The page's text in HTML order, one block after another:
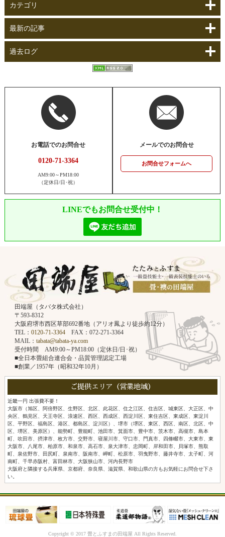
カテゴリ
最新の記事
過去ログ
お電話でのお問合せ
0120-71-3364
AM9:00～PM18:00
（定休日/日･祝）
メールでのお問合せ
お問合せフォームへ
LINEでもお問合せ受付中！
田端屋（タバタ株式会社）
〒593-8312
大阪府堺市西区草部692番地（アリオ鳳より徒歩約12分）
TEL： 0120-71-3364FAX：072-271-3364
MAIL： tabata@tabata-ya.com
受付時間 AM9:00～PM18:00（定休日/日･祝）
■全日本畳組合連合会・品質管理認定工場
■創業／1957年（昭和32年10月）
ご提供エリア（営業地域）
近畿一円 出張費不要！
大阪市（旭区、阿倍野区、生野区、北区、此花区、住之江区、住吉区、城東区、大正区、中
央区、鶴見区、天王寺区、浪速区、西区、西成区、西淀川区、東住吉区、東成区、東淀川
区、平野区、福島区、港区、都島区、淀川区）、堺市（堺区、東区、西区、南区、北区、中
区、堺区、美原区）、能勢町、豊能町、池田市、箕面市、豊中市、茨木市、高槻市、島本
町、吹田市、摂津市、枚方市、交野市、寝屋川市、守口市、門真市、四條畷市、大東市、東
大阪市、八尾市、柏原市、和泉市、高石市、泉大津市、忠岡町、岸和田市、貝塚市、熊取
町、泉佐野市、田尻町、泉南市、阪南市、岬町、松原市、羽曳野市、藤井寺市、太子町、河
南町、千早赤阪村、富田林市、大阪狭山市、河内長野市
大阪府と隣接する兵庫県、京都府、奈良県、滋賀県、和歌山県の方もお気軽にお問合せ下さ
い。
Copyright © 2017 畳とふすまの田端屋 All Rights Reserved.